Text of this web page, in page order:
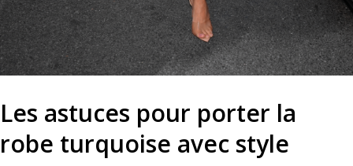
Les astuces pour porter la
robe turquoise avec style